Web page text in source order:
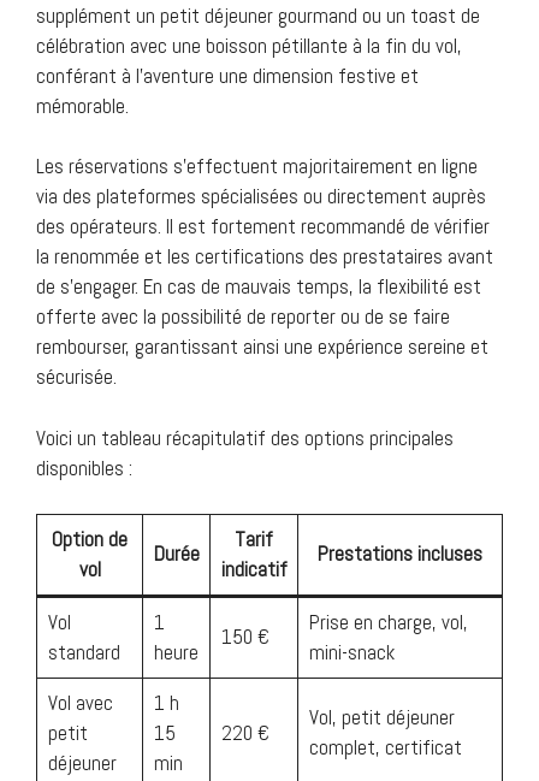
supplément un petit déjeuner gourmand ou un toast de
célébration avec une boisson pétillante à la fin du vol,
conférant à l’aventure une dimension festive et
mémorable.
Les réservations s’effectuent majoritairement en ligne
via des plateformes spécialisées ou directement auprès
des opérateurs. Il est fortement recommandé de vérifier
la renommée et les certifications des prestataires avant
de s’engager. En cas de mauvais temps, la flexibilité est
offerte avec la possibilité de reporter ou de se faire
rembourser, garantissant ainsi une expérience sereine et
sécurisée.
Voici un tableau récapitulatif des options principales
disponibles :
Option de
vol
Durée
Tarif
indicatif
Prestations incluses
Vol
standard
1
heure
150 €
Prise en charge, vol,
mini-snack
Vol avec
petit
déjeuner
1 h
15
min
220 €
Vol, petit déjeuner
complet, certificat